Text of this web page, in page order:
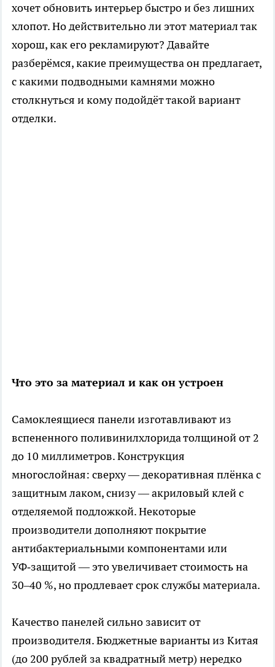
хочет обновить интерьер быстро и без лишних
хлопот. Но действительно ли этот материал так
хорош, как его рекламируют? Давайте
разберёмся, какие преимущества он предлагает,
с какими подводными камнями можно
столкнуться и кому подойдёт такой вариант
отделки.
Что это за материал и как он устроен
Самоклеящиеся панели изготавливают из
вспененного поливинилхлорида толщиной от 2
до 10 миллиметров. Конструкция
многослойная: сверху — декоративная плёнка с
защитным лаком, снизу — акриловый клей с
отделяемой подложкой. Некоторые
производители дополняют покрытие
антибактериальными компонентами или
УФ‑защитой — это увеличивает стоимость на
30–40 %, но продлевает срок службы материала.
Качество панелей сильно зависит от
производителя. Бюджетные варианты из Китая
(до 200 рублей за квадратный метр) нередко